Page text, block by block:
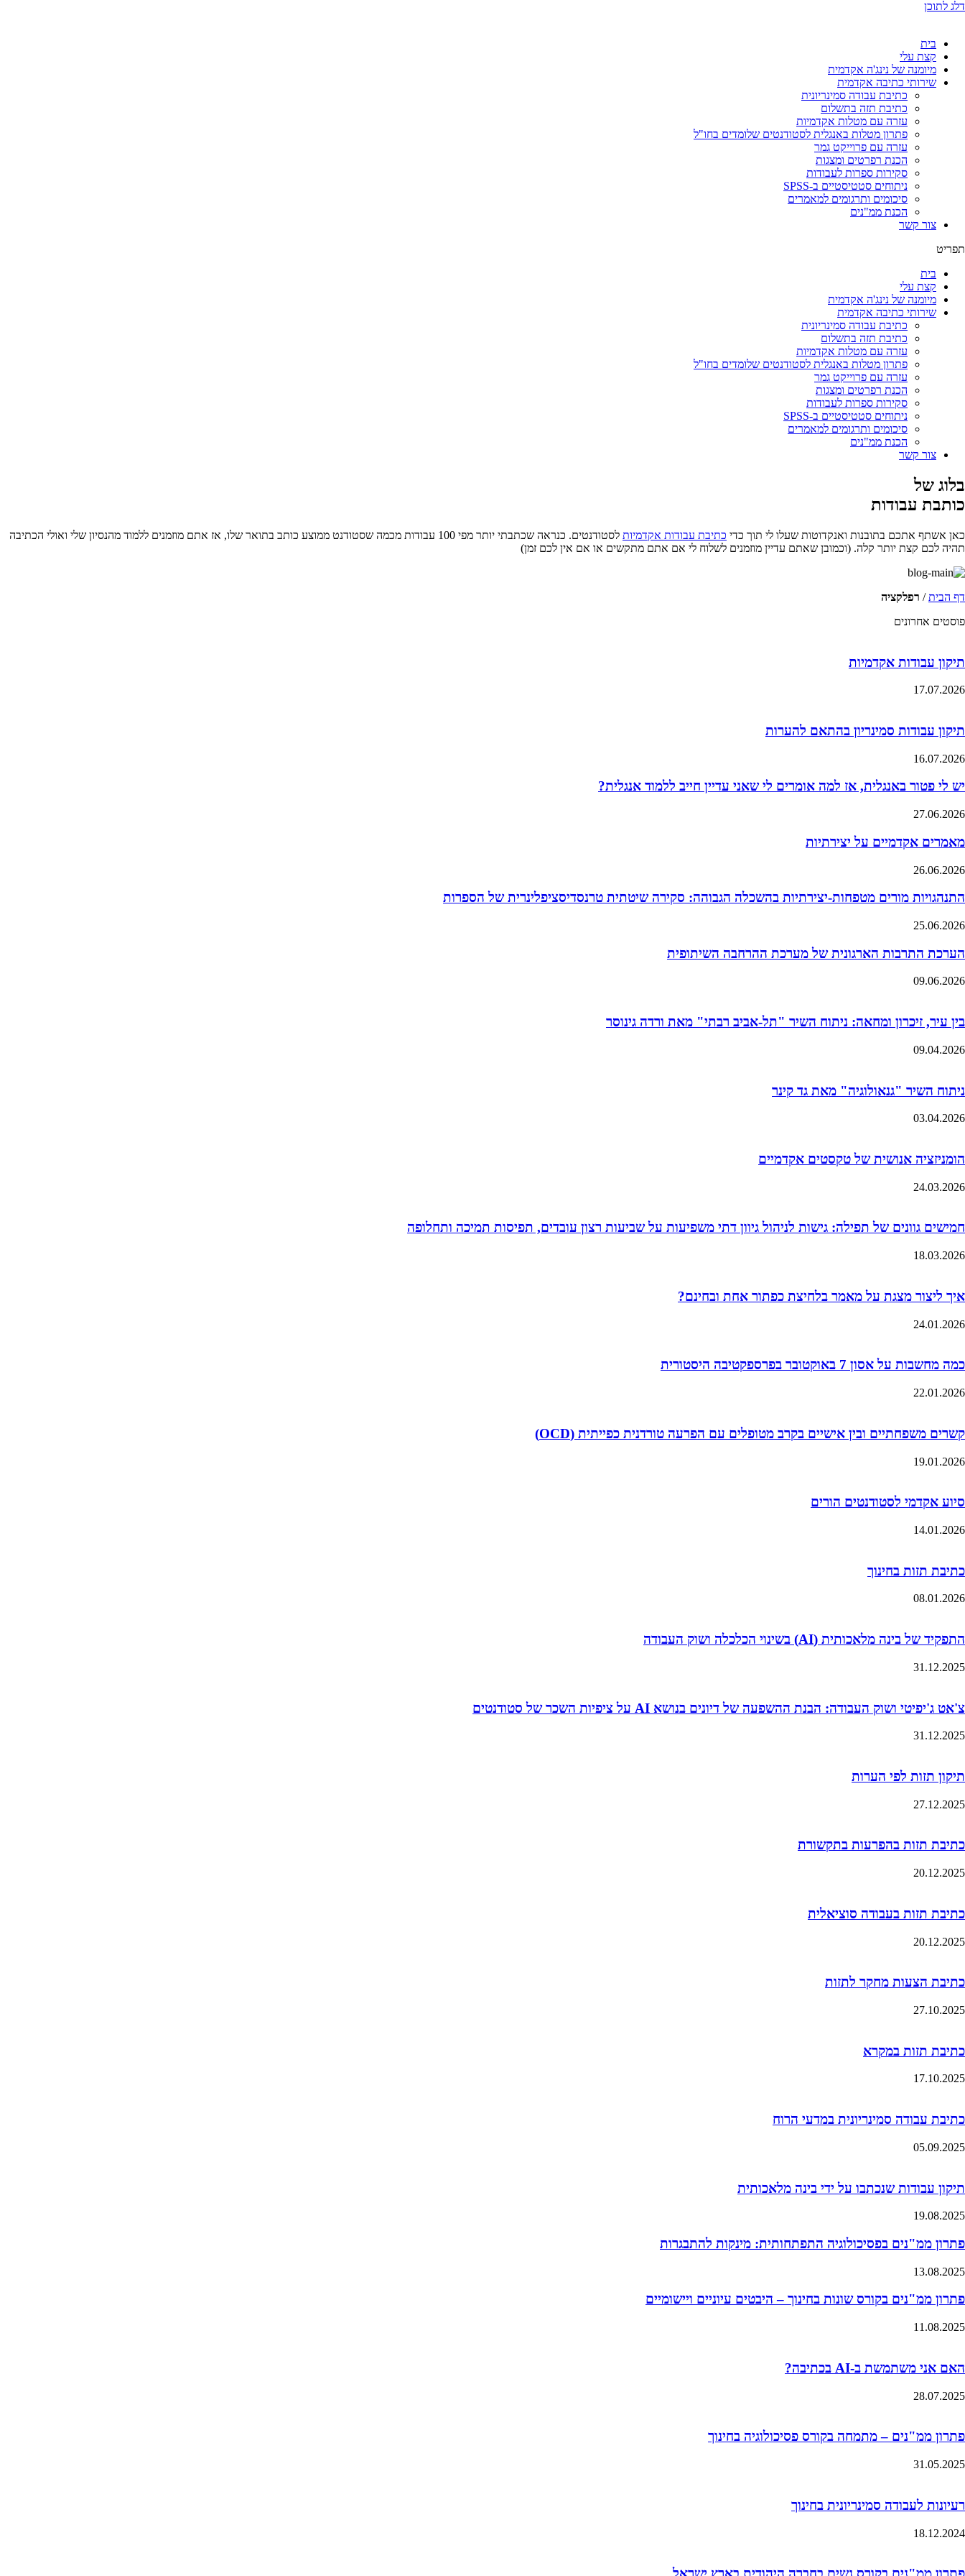
דלג לתוכן
בית
קצת עלי
מיומנה של נינג'ה אקדמית
שירותי כתיבה אקדמית
כתיבת עבודה סמינריונית
כתיבת תזה בתשלום
עזרה עם מטלות אקדמיות
פתרון מטלות באנגלית לסטודנטים שלומדים בחו"ל
עזרה עם פרוייקט גמר
הכנת רפרטים ומצגות
סקירות ספרות לעבודות
ניתוחים סטטיסטיים ב-SPSS
סיכומים ותרגומים למאמרים
הכנת ממ"נים
צור קשר
תפריט
בית
קצת עלי
מיומנה של נינג'ה אקדמית
שירותי כתיבה אקדמית
כתיבת עבודה סמינריונית
כתיבת תזה בתשלום
עזרה עם מטלות אקדמיות
פתרון מטלות באנגלית לסטודנטים שלומדים בחו"ל
עזרה עם פרוייקט גמר
הכנת רפרטים ומצגות
סקירות ספרות לעבודות
ניתוחים סטטיסטיים ב-SPSS
סיכומים ותרגומים למאמרים
הכנת ממ"נים
צור קשר
בלוג של
כותבת עבודות
כאן אשתף אתכם בתובנות ואנקדוטות שעלו לי תוך כדי כתיבת עבודות אקדמיות
לסטודנטים. כנראה שכתבתי יותר מפי 100 עבודות מכמה שסטודנט ממוצע כותב בתואר שלו, אז אתם מוזמנים ללמוד מהנסיון שלי ואולי הכתיבה
תהיה לכם קצת יותר קלה. (וכמובן שאתם עדיין מוזמנים לשלוח לי אם אתם מתקשים או אם אין לכם זמן)
דף הבית/ רפלקציה
פוסטים אחרונים
תיקון עבודות אקדמיות
17.07.2026
תיקון עבודות סמינריון בהתאם להערות
16.07.2026
יש לי פטור באנגלית, אז למה אומרים לי שאני עדיין חייב ללמוד אנגלית?
27.06.2026
מאמרים אקדמיים על יצירתיות
26.06.2026
התנהגויות מורים מטפחות-יצירתיות בהשכלה הגבוהה: סקירה שיטתית טרנסדיסציפלינרית של הספרות
25.06.2026
הערכת התרבות הארגונית של מערכת ההרחבה השיתופית
09.06.2026
בין עיר, זיכרון ומחאה: ניתוח השיר "תל-אביב רבתי" מאת ורדה גינוסר
09.04.2026
ניתוח השיר "גנאולוגיה" מאת גד קינר
03.04.2026
הומניזציה אנושית של טקסטים אקדמיים
24.03.2026
חמישים גוונים של תפילה: גישות לניהול גיוון דתי משפיעות על שביעות רצון עובדים, תפיסות תמיכה ותחלופה
18.03.2026
איך ליצור מצגת על מאמר בלחיצת כפתור אחת ובחינם?
24.01.2026
כמה מחשבות על אסון 7 באוקטובר בפרספקטיבה היסטורית
22.01.2026
קשרים משפחתיים ובין אישיים בקרב מטופלים עם הפרעה טורדנית כפייתית (OCD)
19.01.2026
סיוע אקדמי לסטודנטים הורים
14.01.2026
כתיבת תזות בחינוך
08.01.2026
התפקיד של בינה מלאכותית (AI) בשינוי הכלכלה ושוק העבודה
31.12.2025
צ'אט ג'יפיטי ושוק העבודה: הבנת ההשפעה של דיונים בנושא AI על ציפיות השכר של סטודנטים
31.12.2025
תיקון תזות לפי הערות
27.12.2025
כתיבת תזות בהפרעות בתקשורת
20.12.2025
כתיבת תזות בעבודה סוציאלית
20.12.2025
כתיבת הצעות מחקר לתזות
27.10.2025
כתיבת תזות במקרא
17.10.2025
כתיבת עבודה סמינריונית במדעי הרוח
05.09.2025
תיקון עבודות שנכתבו על ידי בינה מלאכותית
19.08.2025
פתרון ממ"נים בפסיכולוגיה התפתחותית: מינקות להתבגרות
13.08.2025
פתרון ממ"נים בקורס שונות בחינוך – היבטים עיוניים ויישומיים
11.08.2025
האם אני משתמשת ב-AI בכתיבה?
28.07.2025
פתרון ממ"נים – מתמחה בקורס פסיכולוגיה בחינוך
31.05.2025
רעיונות לעבודה סמינריונית בחינוך
18.12.2024